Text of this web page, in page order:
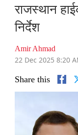
राजस्थान
निर्देश
Amir Ahmad
22 Dec 2025 8:20
Share this